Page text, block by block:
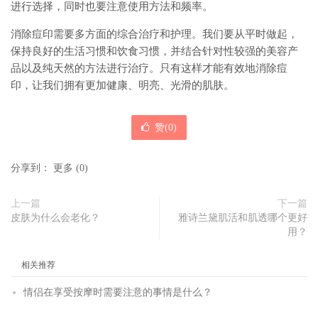
进行选择，同时也要注意使用方法和频率。
消除痘印需要多方面的综合治疗和护理。我们要从平时做起，
保持良好的生活习惯和饮食习惯，并结合针对性较强的美容产
品以及纯天然的方法进行治疗。只有这样才能有效地消除痘
印，让我们拥有更加健康、明亮、光滑的肌肤。
赞(0)
分享到： 更多 (0)
上一篇
皮肤为什么会老化？
下一篇
雅诗兰黛肌活和肌透哪个更好
用？
相关推荐
情侣在享受按摩时需要注意的事情是什么？